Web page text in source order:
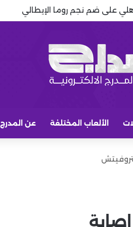
على ضم نجم روما الإيطالي
الألعاب المختلفة عن المدرج